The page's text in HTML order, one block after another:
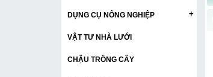
DỤNG CỤ NÔNG NGHIỆP +
VẬT TƯ NHÀ LƯỚI
CHẬU TRỒNG CÂY